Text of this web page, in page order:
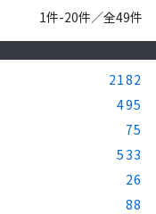
1件-20件／全49件
2182
495
75
533
26
88